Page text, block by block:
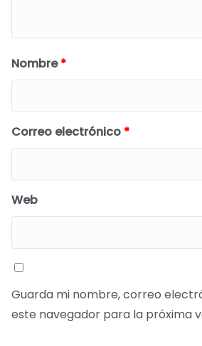
Nombre*
Correo electrónico *
Web
Guarda mi nombre, correo
este navegador para la próxima